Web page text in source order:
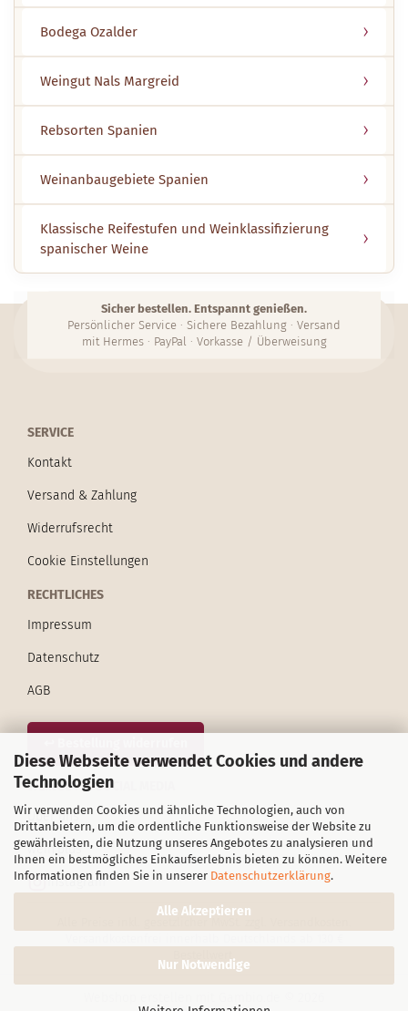
Diese Webseite verwendet Cookies und andere
Technologien
Wir verwenden Cookies und ähnliche Technologien, auch von
Drittanbietern, um die ordentliche Funktionsweise der Website zu
gewährleisten, die Nutzung unseres Angebotes zu analysieren und
Ihnen ein bestmögliches Einkaufserlebnis bieten zu können. Weitere
Informationen finden Sie in unserer Datenschutzerklärung.
Alle Akzeptieren
Nur Notwendige
Bodega Ozalder
Weingut Nals Margreid
Rebsorten Spanien
Weinanbaugebiete Spanien
Klassische Reifestufen und Weinklassifizierung
spanischer Weine
Sicher bestellen. Entspannt genießen.
Persönlicher Service · Sichere Bezahlung · Versand
mit Hermes · PayPal · Vorkasse / Überweisung
SERVICE
Kontakt
Versand & Zahlung
Widerrufsrecht
Cookie Einstellungen
RECHTLICHES
Impressum
Datenschutz
AGB
WEINGUT & SOCIAL MEDIA
Über uns
wein.plus
Instagram
Alle Preise inkl. gesetzlicher MwSt. zzgl. Versandkosten.
Bestellwert.